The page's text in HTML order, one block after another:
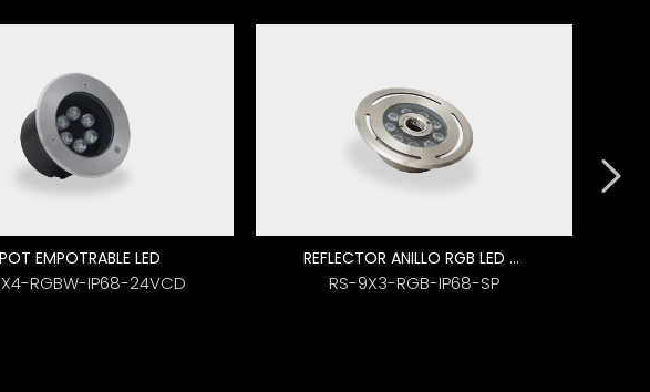
EMPOTRABLE LED
RGBW-IP68-24VCD
REFLECTOR ANILLO RGB LED SUMERGIBLE
RS-9X3-RGB-IP68-SP